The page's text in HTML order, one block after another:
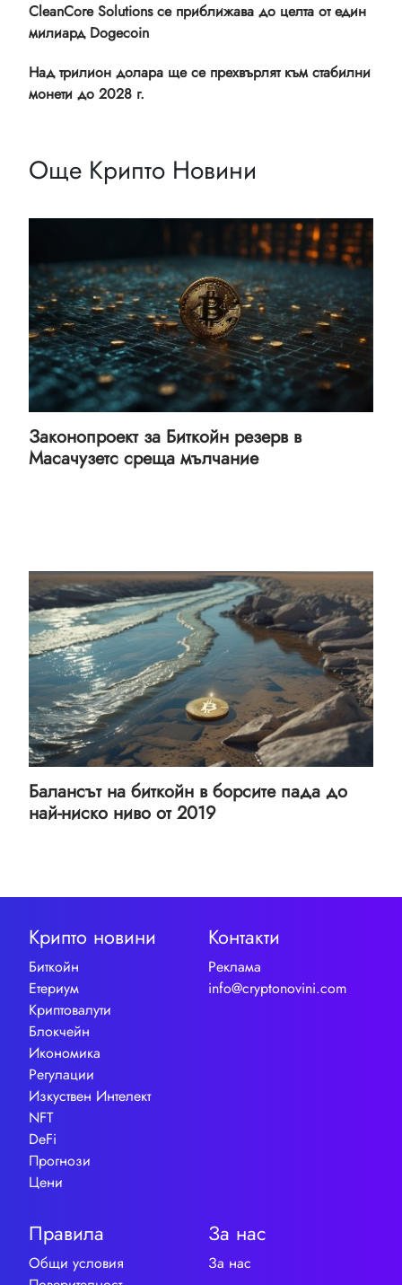
CleanCore Solutions се приближава до целта от един
милиард Dogecoin
Над трилион долара ще се прехвърлят към стабилни
монети до 2028 г.
Още Крипто Новини
Законопроект за Биткойн резерв в
Масачузетс среща мълчание
Балансът на биткойн в борсите пада до
най-ниско ниво от 2019
Крипто новини
Биткойн
Етериум
Криптовалути
Блокчейн
Икономика
Регулации
Изкуствен Интелект
NFT
DeFi
Прогнози
Цени
Контакти
Реклама
info@cryptonovini.com
Правила
Общи условия
За нас
За нас